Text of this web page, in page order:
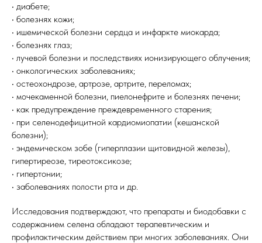
• диабете;
• болезнях кожи;
• ишемической болезни сердца и инфаркте миокарда;
• болезнях глаз;
• лучевой болезни и последствиях ионизирующего облучения;
• онкологических заболеваниях;
• остеохондрозе, артрозе, артрите, переломах;
• мочекаменной болезни, пиелонефрите и болезнях печени;
• как предупреждение преждевременного старения;
• при селенодефицитной кардиомиопатии (кешанской
болезни);
• эндемическом зобе (гиперплазии щитовидной железы),
гипертиреозе, тиреотоксикозе;
• гипертонии;
• заболеваниях полости рта и др.
Исследования подтверждают, что препараты и биодобавки с
содержанием селена обладают терапевтическим и
профилактическим действием при многих заболеваниях. Они